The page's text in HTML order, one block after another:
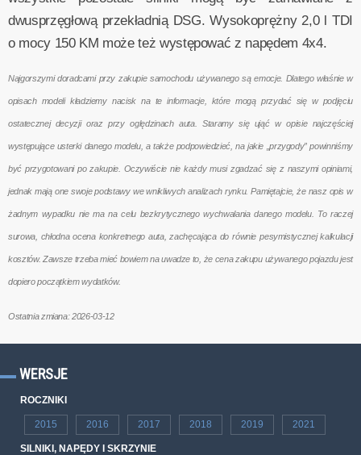
dwusprzęgłową przekładnią DSG. Wysokoprężny 2,0 l TDI
o mocy 150 KM może też występować z napędem 4x4.
Najgorszymi doradcami przy zakupie samochodu używanego są emocje. Dlatego właśnie w
opisach modeli kładziemy nacisk na te informacje, które mogą przydać się w podjęciu
ostatecznej decyzji oraz przy oględzinach auta. Staramy się ująć w opisie najczęściej
występujące usterki danego modelu, a także podpowiedzieć, na jakie „przygody” powinniśmy
być przygotowani po zakupie. Oczywiście nie każdy musi zgadzać się z naszymi opiniami,
jednak mają one swoje podstawy we wnikliwych analizach rynku. Pamiętajcie, że nasz opis w
żadnym wypadku nie ma na celu bezkrytycznego wychwalania danego modelu. To raczej
surowa, chłodna ocena konkretnego auta, zachęcająca do równie pesymistycznej kalkulacji
kosztów. Zawsze trzeba mieć bowiem na uwadze to, że cena zakupu używanego pojazdu jest
dopiero początkiem wydatków.
Ostatnia zmiana: 2026-03-12
WERSJE
ROCZNIKI
2015 2016 2017 2018 2019 2021
SILNIKI, NAPĘDY I SKRZYNIE